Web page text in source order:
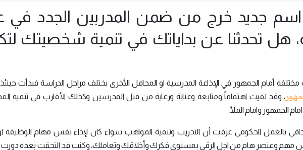
اسم جديد خرج من ضمن المدربين الجدد في
هل تحدثنا عن بداياتك في تنمية شخصيتك
أمام الجمهور في الإذاعة المدرسية او المحافل الأخرى بختلف مراحل الدراسة فبدأت
، وقد لقيت اهتماماً ومتابعة وعناية ورعاية من قبل المدرسين وكذلك الأقارب في تنمية
الجمهور وامام الملأ.
بالعمل الحكومي عرفت أن التدريب وتنمية المواهب سواء كان لإداء نفس مهام الوظيفة
مهم وعنصر هام من اجل الرقي بمستوى فكرك وأخلاقك وتعاملك، وكنت قد التحقت بعدة دورت